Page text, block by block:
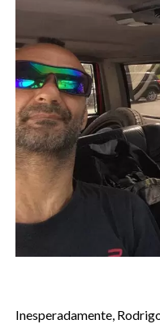
Inesperadamente,